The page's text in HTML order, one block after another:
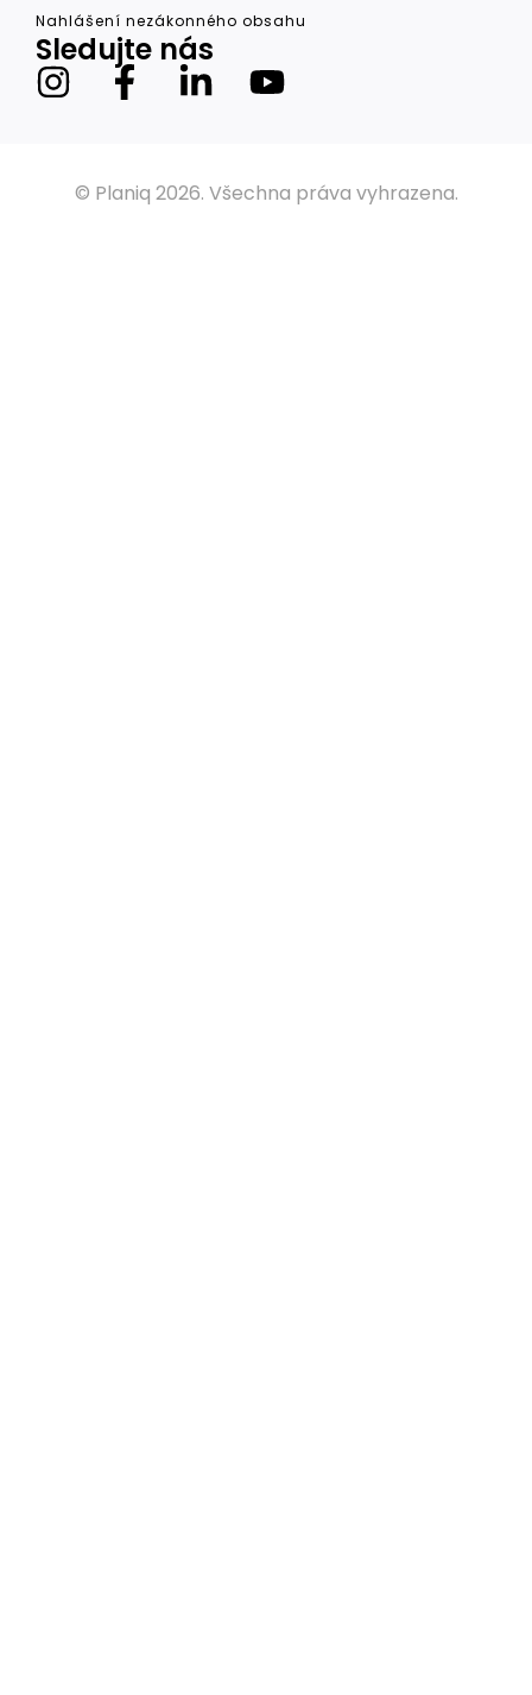
Nahlášení nezákonného obsahu
Sledujte nás
© Planiq 2026. Všechna práva vyhrazena.